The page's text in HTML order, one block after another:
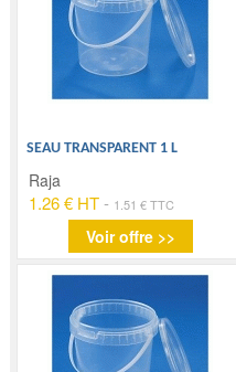
SEAU TRANSPARENT 1 L
Raja
1.26 € HT - 1.51 € TTC
Voir offre >>